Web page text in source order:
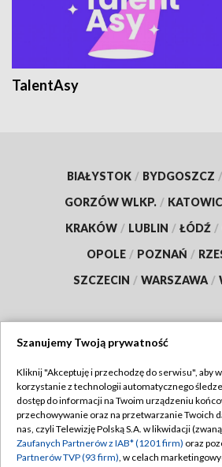
TalentAsy
BIAŁYSTOK / BYDGOSZCZ /
GORZÓW WLKP. /
KRAKÓW / LUBLIN / ŁÓDŹ /
OPOLE / POZNAŃ /
SZCZECIN / WARSZAWA /
TVP
Abonament TVP
Emisja w TVP
Regulamin
Polityka
Szanujemy Twoją prywatność
Kliknij "Akceptuję i przechodzę do serwisu", aby
korzystanie z technologii automatycznego
dostęp do informacji na Twoim urządzeniu
przechowywanie oraz na przetwarzanie Twoich
nas, czyli Telewizję Polską S.A. w likwidacji
Zaufanych Partnerów z IAB* (1201 firm) oraz
Partnerów TVP (93 firm), w celach